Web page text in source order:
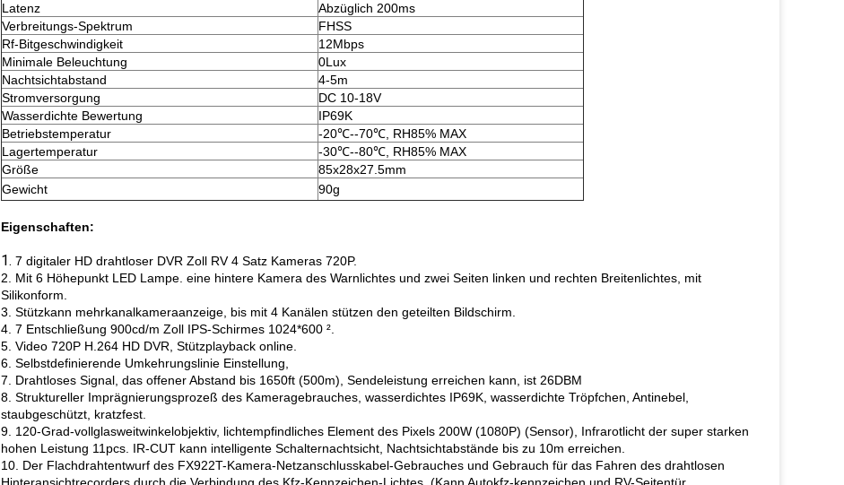
Latenz
Abzüglich 200ms
Verbreitungs-Spektrum
FHSS
Rf-Bitgeschwindigkeit
12Mbps
Minimale Beleuchtung
0Lux
Nachtsichtabstand
4-5m
Stromversorgung
DC 10-18V
Wasserdichte Bewertung
IP69K
Betriebstemperatur
-20℃--70℃, RH85% MAX
Lagertemperatur
-30℃--80℃, RH85% MAX
Größe
85x28x27.5mm
Gewicht
90g
Eigenschaften:
1. 7 digitaler HD drahtloser DVR Zoll RV 4 Satz Kameras 720P.
2. Mit 6 Höhepunkt LED Lampe. eine hintere Kamera des Warnlichtes und zwei Seiten linken und rechten Breitenlichtes, mit
Silikonform.
3. Stützkann mehrkanalkameraanzeige, bis mit 4 Kanälen stützen den geteilten Bildschirm.
4. 7 Entschließung 900cd/m Zoll IPS-Schirmes 1024*600 ².
5. Video 720P H.264 HD DVR, Stützplayback online.
6. Selbstdefinierende Umkehrungslinie Einstellung,
7. Drahtloses Signal, das offener Abstand bis 1650ft (500m), Sendeleistung erreichen kann, ist 26DBM
8. Struktureller Imprägnierungsprozeß des Kameragebrauches, wasserdichtes IP69K, wasserdichte Tröpfchen, Antinebel,
staubgeschützt, kratzfest.
9. 120-Grad-vollglasweitwinkelobjektiv, lichtempfindliches Element des Pixels 200W (1080P) (Sensor), Infrarotlicht der super starken
hohen Leistung 11pcs. IR-CUT kann intelligente Schalternachtsicht, Nachtsichtabstände bis zu 10m erreichen.
10. Der Flachdrahtentwurf des FX922T-Kamera-Netzanschlusskabel-Gebrauches und Gebrauch für das Fahren des drahtlosen